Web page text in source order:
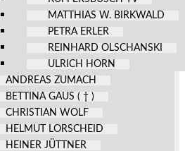
MATTHIAS W. BIRKWALD
PETRA ERLER
REINHARD OLSCHANSKI
ULRICH HORN
ANDREAS ZUMACH
BETTINA GAUS ( † )
CHRISTIAN WOLF
HELMUT LORSCHEID
HEINER JÜTTNER